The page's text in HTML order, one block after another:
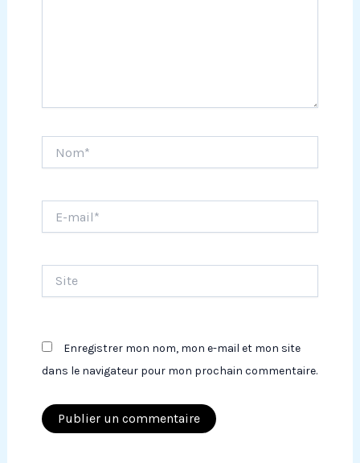
mail*
Enregistrer mon nom, mon e-mail et mon site
dans le navigateur pour mon prochain commentaire.